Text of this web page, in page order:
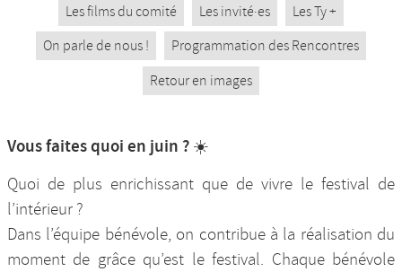
Les films du comité
Les invité·es
Les Ty +
On parle de nous !
Programmation des Rencontres
Retour en images
Vous faites quoi en juin ? ☀️
Quoi de plus enrichissant que de vivre le festival de
l’intérieur ?
Dans l’équipe bénévole, on contribue à la réalisation du
moment de grâce qu’est le festival. Chaque bénévole